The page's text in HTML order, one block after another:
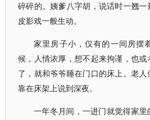
碎碎的。姨爹八字胡，说话时一翘一
皮影戏一般生动。
家里房子小，仅有的一间房摆
候，人情浓厚，想不起来拘谨，也
了，就和爷爷睡在门口的床上。老
靠在床架上说到深夜。
一年冬月间，一进门就觉得家里